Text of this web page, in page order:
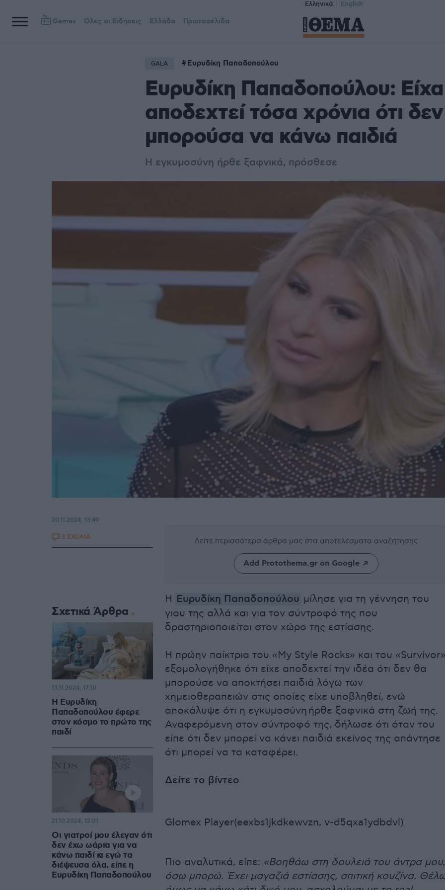
Ελληνικά English
Games Όλες οι Ειδήσεις Ελλάδα Πρωτοσέλιδα
GALA Ευρυδίκη Παπαδοπούλου
Ευρυδίκη Παπαδοπούλου: Είχα
αποδεχτεί τόσα χρόνια ότι
μπορούσα να κάνω παιδιά
Η εγκυμοσύνη ήρθε ξαφνικά, πρόσθεσε
Δείτε περισσότερα άρθρα μας στα αποτελέσματα αναζήτησης
Add Protothema.gr on Google
Η Ευρυδίκη Παπαδοπούλου μίλησε για τη γέννηση του
γιου της αλλά και για τον σύντροφό της που
δραστηριοποιείται στον χώρο της εστίασης.
Η πρώην παίκτρια του «My Style Rocks» και του
εξομολογήθηκε ότι είχε αποδεχτεί την ιδέα ότι δεν θα
μπορούσε να αποκτήσει παιδιά λόγω των
χημειοθεραπειών στις οποίες είχε υποβληθεί, ενώ
αποκάλυψε ότι η εγκυμοσύνη ήρθε ξαφνικά στη ζωή της.
Αναφερόμενη στον σύντροφό της, δήλωσε ότι όταν του
είπε ότι δεν μπορεί να κάνει παιδιά εκείνος της απάντησε
ότι μπορεί να τα καταφέρει.
Δείτε το βίντεο
Glomex Player(eexbs1jkdkewvzn, v-d5qxa1ydbdvl)
Πιο αναλυτικά, είπε: «Βοηθάω στη δουλειά του άντρα μου,
όσω μπορώ. Έχει μαγαζιά εστίασης, σπιτική κουζίνα.
20.11.2024, 13:49
3 ΣΧΟΛΙΑ
Σχετικά Άρθρα
Η Ευρυδίκη
Παπαδοπούλου έφερε
στον κόσμο το πρώτο της
παιδί
13.11.2024, 17:10
Οι γιατροί μου έλεγαν ότι
δεν έχω ωάρια για να
κάνω παιδί κι εγώ τα
διέψευσα όλα, είπε η
Ευρυδίκη Παπαδοπούλου
21.10.2024, 12:01